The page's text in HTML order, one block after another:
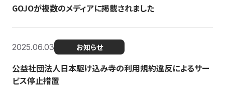
GOJOが複数のメディアに掲載されました
2025.06.03 お知らせ
公益社団法人日本駆け込み寺の利用規約違反によるサー
ビス停止措置